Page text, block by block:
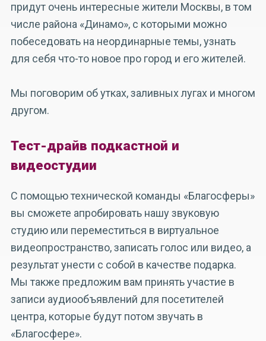
придут очень интересные жители Москвы, в том
числе района «Динамо», с которыми можно
побеседовать на неординарные темы, узнать
для себя что-то новое про город и его жителей.
Мы поговорим об утках, заливных лугах и многом
другом.
Тест-драйв подкастной и
видеостудии
С помощью технической команды «Благосферы»
вы сможете апробировать нашу звуковую
студию или переместиться в виртуальное
видеопространство, записать голос или видео, а
результат унести с собой в качестве подарка.
Мы также предложим вам принять участие в
записи аудиообъявлений для посетителей
центра, которые будут потом звучать в
«Благосфере».